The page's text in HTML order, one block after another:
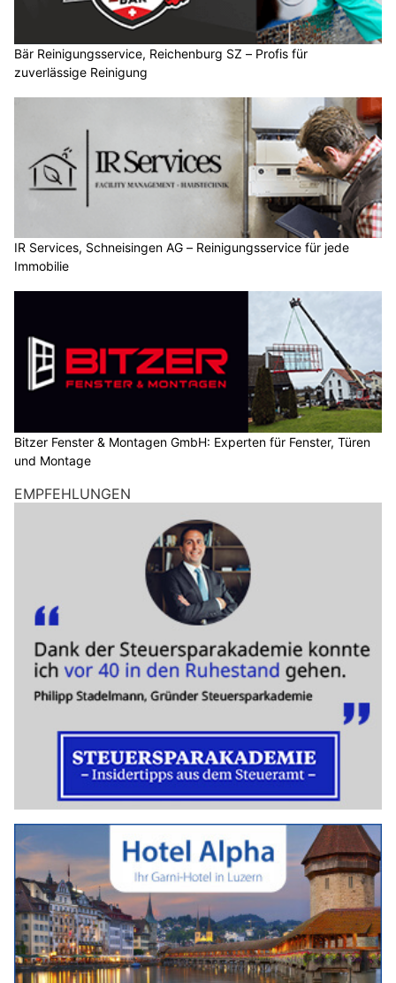
Bär Reinigungsservice, Reichenburg SZ – Profis für
zuverlässige Reinigung
IR Services, Schneisingen AG – Reinigungsservice für jede
Immobilie
Bitzer Fenster & Montagen GmbH: Experten für Fenster, Türen
und Montage
EMPFEHLUNGEN